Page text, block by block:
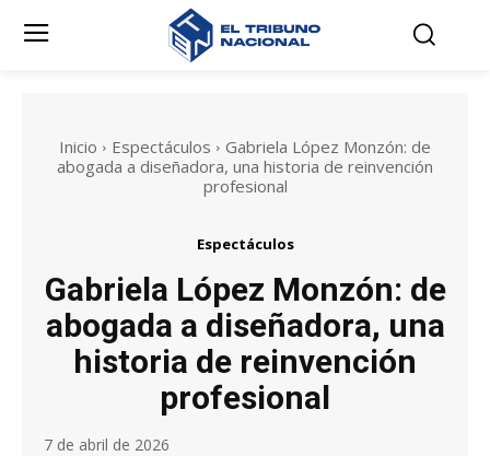
Inicio Espectáculos
Gabriela López Monzón: de
abogada a diseñadora, una historia de reinvención
profesional
Espectáculos
Gabriela López Monzón: de
abogada a diseñadora, una
historia de reinvención
profesional
7 de abril de 2026